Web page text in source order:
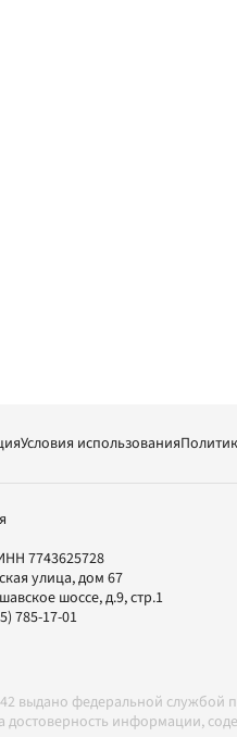
Условия использования
7743625728
улица, дом 67
шоссе, д.9, стр.1
785-17-01
выдано федеральной
достоверность информации,